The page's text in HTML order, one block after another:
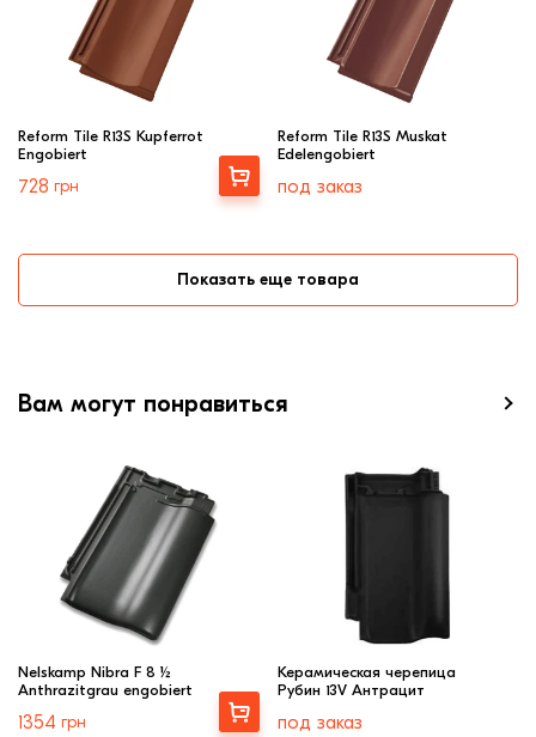
Reform Tile R13S Kupferrot
Engobiert
728 грн
Выбрать
Reform Tile R13S Muskat
Edelengobiert
под заказ
Показать еще товара
Вам могут понравиться
Nelskamp Nibra F 8 ½
Anthrazitgrau engobiert
1354 грн
Выбрать
Керамическая черепица
Рубин 13V Антрацит
под заказ